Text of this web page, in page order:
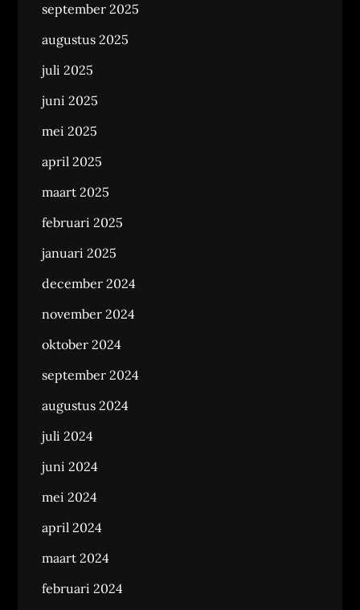
september 2025
augustus 2025
juli 2025
juni 2025
mei 2025
april 2025
maart 2025
februari 2025
januari 2025
december 2024
november 2024
oktober 2024
september 2024
augustus 2024
juli 2024
juni 2024
mei 2024
april 2024
maart 2024
februari 2024